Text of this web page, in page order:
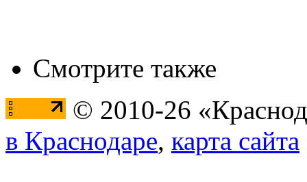
Смотрите также
© 2010-26
в Краснодаре, карта сайта